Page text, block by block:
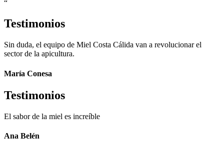
“
Testimonios
Sin duda, el equipo de Miel Costa Cálida van a revolucionar el
sector de la apicultura.
María Conesa
Testimonios
El sabor de la miel es increíble
Ana Belén